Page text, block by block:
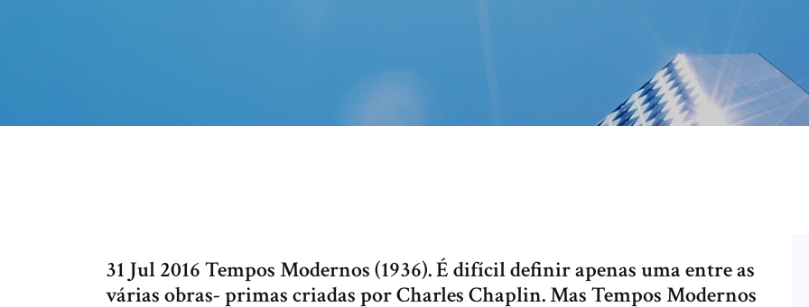
31 Jul 2016 Tempos Modernos (1936). É difícil definir apenas uma entre as
várias obras- primas criadas por Charles Chaplin. Mas Tempos Modernos